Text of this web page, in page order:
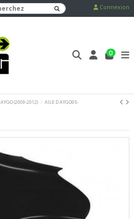
Connexion
0
AYGO (2009-2012) AILE D AYGO05-